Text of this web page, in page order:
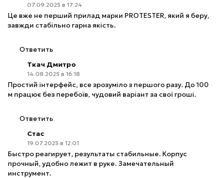
07.09.2025 в 17:24
Це вже не перший прилад марки PROTESTER, який я беру,
завжди стабільно гарна якість.
Ответить
Ткач Дмитро
14.08.2025 в 16:18
Простий інтерфейс, все зрозуміло з першого разу. До 100
м працює без перебоїв, чудовий варіант за свої гроші.
Ответить
Стас
19.07.2025 в 12:01
Быстро реагирует, результаты стабильные. Корпус
прочный, удобно лежит в руке. Замечательный
инструмент.